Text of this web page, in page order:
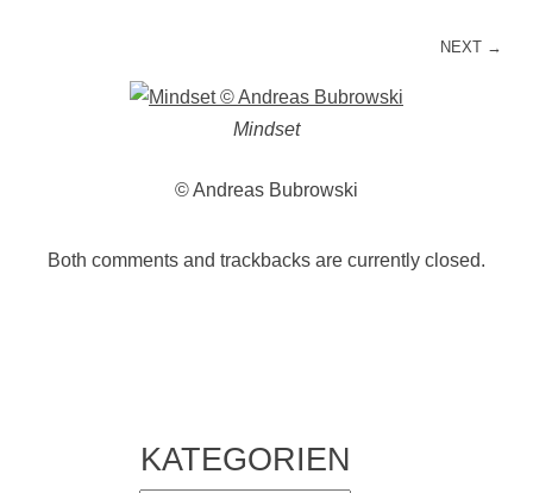
NEXT →
Mindset
© Andreas Bubrowski
Both comments and trackbacks are currently closed.
KATEGORIEN